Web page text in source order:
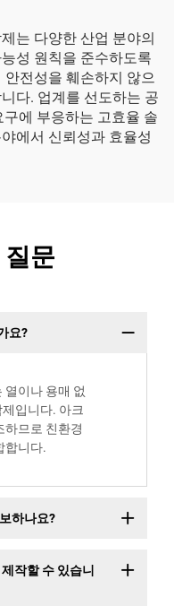
는 다양한 산업 분야의
성 원칙을 준수하도록
전성을 훼손하지 않으
다. 업계를 선도하는 공
에 부응하는 고효율 솔
에서 신뢰성과 효율성
문
요?
열이나 용매 없
입니다. 아크
하므로 친환경
합니다.
하나요?
작할 수 있습니